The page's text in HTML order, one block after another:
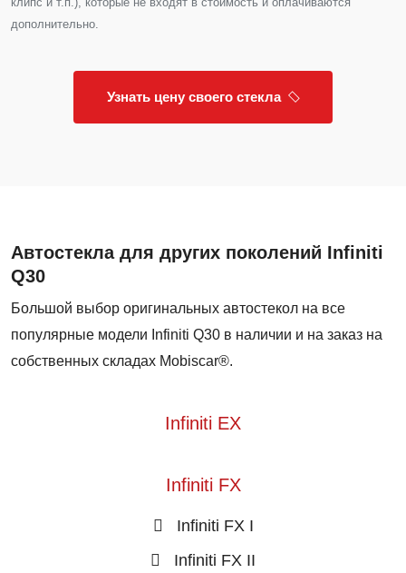
дополнительно.
Узнать цену своего стекла
Автостекла для других поколений Infiniti
Q30
Большой выбор оригинальных автостекол на все
популярные модели Infiniti Q30 в наличии и на заказ на
собственных складах Mobiscar®.
Infiniti EX
Infiniti FX
Infiniti FX I
Infiniti FX II